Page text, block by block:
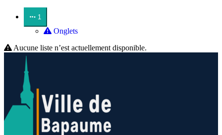
1
Onglets
Aucune liste n’est actuellement disponible.